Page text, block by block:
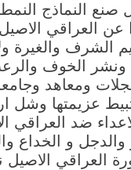
صنع النماذج
عن العراقي
والغيرة
ونشر الخوف
وجامعات
عزيمتها وشل
ضد العراقي
والدجل و
صورة العراقي